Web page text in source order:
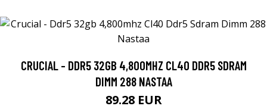
CRUCIAL - DDR5 32GB 4,800MHZ CL40 DDR5 SDRAM
DIMM 288 NASTAA
89.28 EUR